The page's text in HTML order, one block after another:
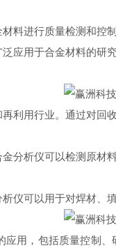
进行质量检测和控
用于合金材料的研
用行业。通过对回
析仪可以检测原材
可以用于对焊材、
，包括质量控制、